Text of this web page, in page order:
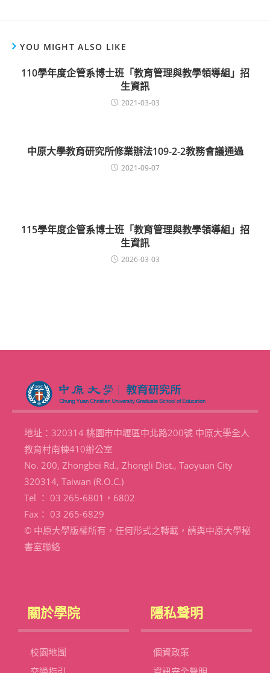
YOU MIGHT ALSO LIKE
110學年度企管系博士班「教育管理與教學領導組」招
生資訊
2021-03-03
中原大學教育研究所修業辦法109-2-2教務會議通過
2021-09-07
115學年度企管系博士班「教育管理與教學領導組」招
生資訊
2026-03-03
地址：320314 桃園市中壢區中北路200號 中原大學全人
教育村南棟410辦公室
No. 200, Zhongbei Rd., Zhongli Dist., Taoyuan City
320314, Taiwan (R.O.C.)
Tel ： 03 265-6801，6802
Fax： 03 265-6829
© 中原大學版權所有，任何形式之轉載，請與中原大學秘
書室聯絡
關於學院
校園地圖
隱私聲明
個資政策